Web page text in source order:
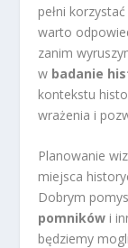
pełni
warto
zanim
w badanie
kontekstu
wrażenia i
Planowanie
miejsca
Dobrym
pomników i
będziemy